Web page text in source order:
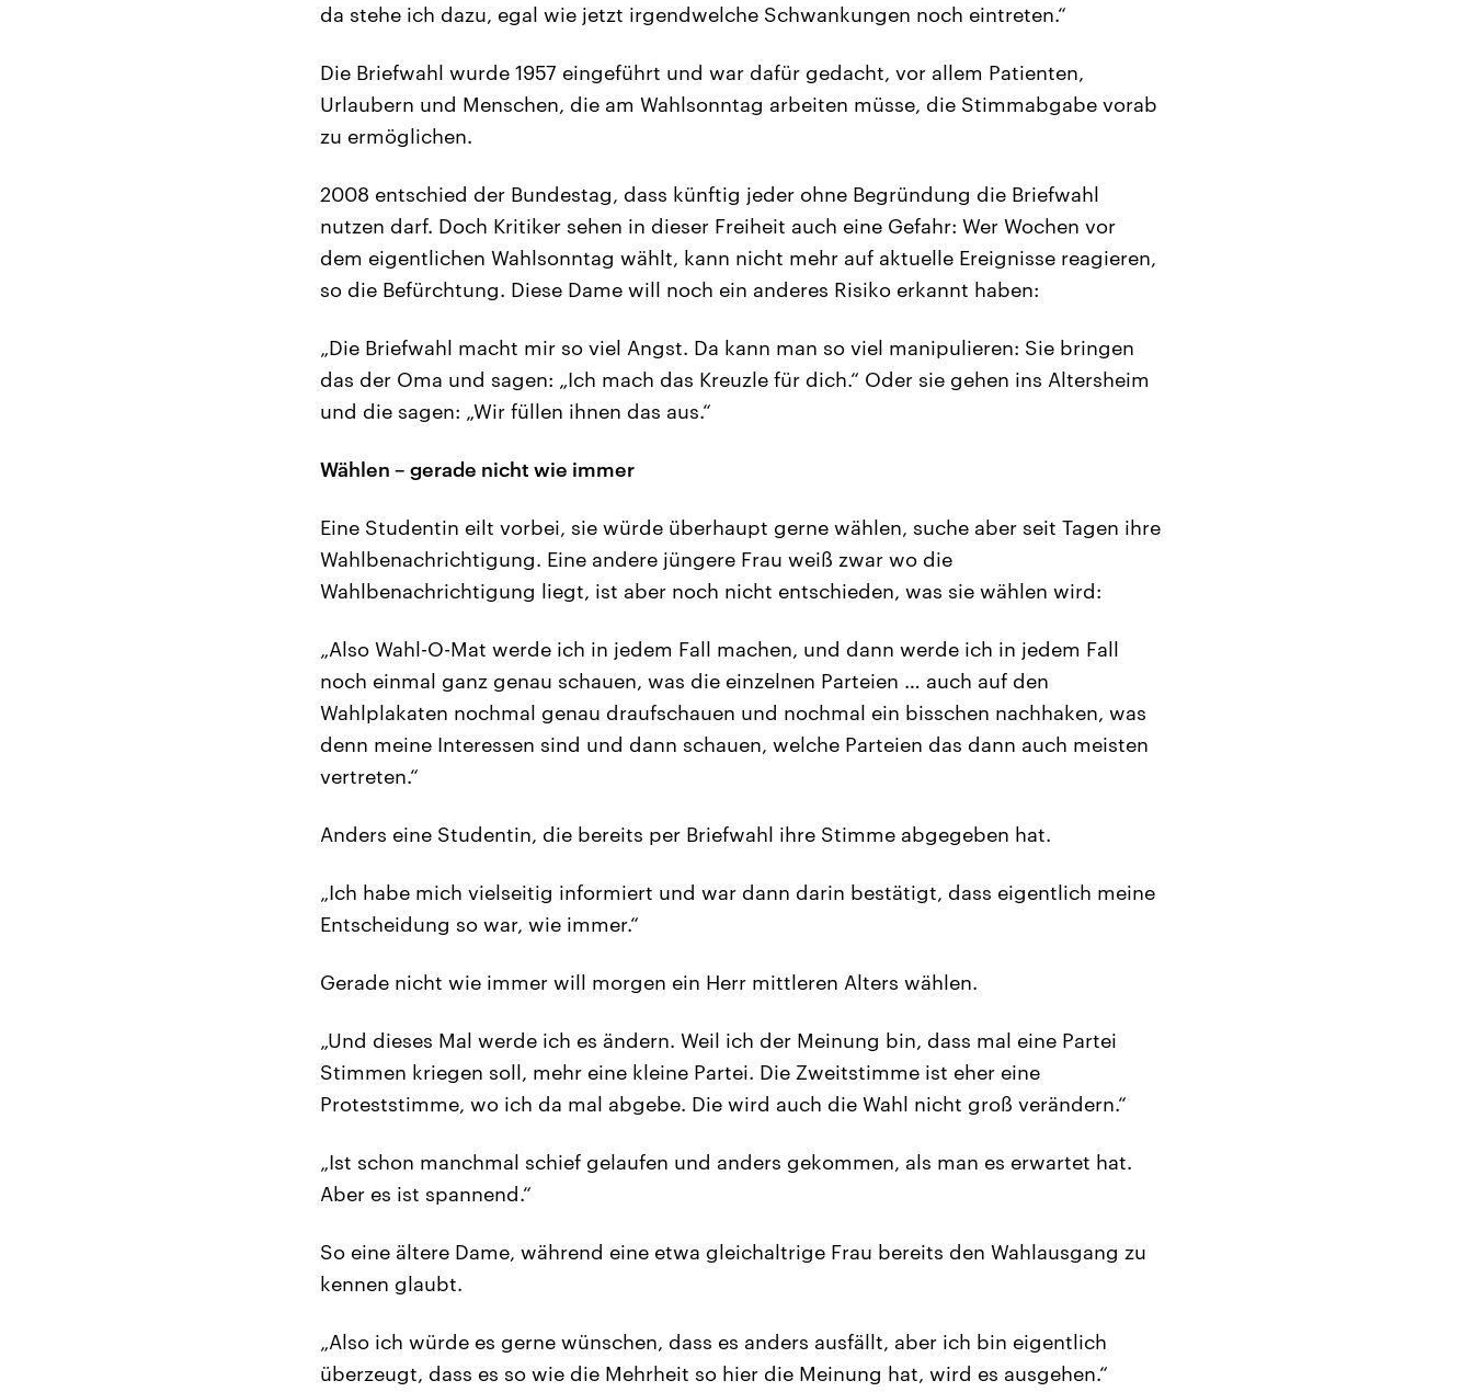
da stehe ich dazu, egal wie jetzt irgendwelche Schwankungen noch eintreten.“
Die Briefwahl wurde 1957 eingeführt und war dafür gedacht, vor allem Patienten,
Urlaubern und Menschen, die am Wahlsonntag arbeiten müsse, die Stimmabgabe vorab
zu ermöglichen.
2008 entschied der Bundestag, dass künftig jeder ohne Begründung die Briefwahl
nutzen darf. Doch Kritiker sehen in dieser Freiheit auch eine Gefahr: Wer Wochen vor
dem eigentlichen Wahlsonntag wählt, kann nicht mehr auf aktuelle Ereignisse reagieren,
so die Befürchtung. Diese Dame will noch ein anderes Risiko erkannt haben:
„Die Briefwahl macht mir so viel Angst. Da kann man so viel manipulieren: Sie bringen
das der Oma und sagen: „Ich mach das Kreuzle für dich.“ Oder sie gehen ins Altersheim
und die sagen: „Wir füllen ihnen das aus.“
Wählen – gerade nicht wie immer
Eine Studentin eilt vorbei, sie würde überhaupt gerne wählen, suche aber seit Tagen ihre
Wahlbenachrichtigung. Eine andere jüngere Frau weiß zwar wo die
Wahlbenachrichtigung liegt, ist aber noch nicht entschieden, was sie wählen wird:
„Also Wahl-O-Mat werde ich in jedem Fall machen, und dann werde ich in jedem Fall
noch einmal ganz genau schauen, was die einzelnen Parteien … auch auf den
Wahlplakaten nochmal genau draufschauen und nochmal ein bisschen nachhaken, was
denn meine Interessen sind und dann schauen, welche Parteien das dann auch meisten
vertreten.“
Anders eine Studentin, die bereits per Briefwahl ihre Stimme abgegeben hat.
„Ich habe mich vielseitig informiert und war dann darin bestätigt, dass eigentlich meine
Entscheidung so war, wie immer.“
Gerade nicht wie immer will morgen ein Herr mittleren Alters wählen.
„Und dieses Mal werde ich es ändern. Weil ich der Meinung bin, dass mal eine Partei
Stimmen kriegen soll, mehr eine kleine Partei. Die Zweitstimme ist eher eine
Proteststimme, wo ich da mal abgebe. Die wird auch die Wahl nicht groß verändern.“
„Ist schon manchmal schief gelaufen und anders gekommen, als man es erwartet hat.
Aber es ist spannend.“
So eine ältere Dame, während eine etwa gleichaltrige Frau bereits den Wahlausgang zu
kennen glaubt.
„Also ich würde es gerne wünschen, dass es anders ausfällt, aber ich bin eigentlich
überzeugt, dass es so wie die Mehrheit so hier die Meinung hat, wird es ausgehen.“